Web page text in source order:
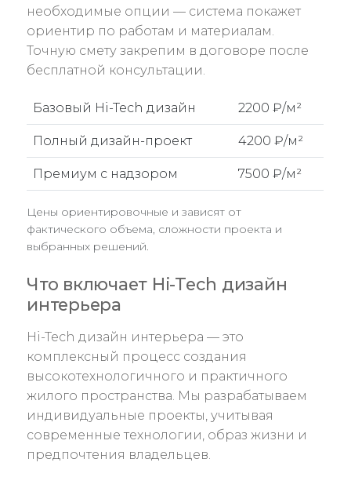
необходимые опции — система покажет
ориентир по работам и материалам.
Точную смету закрепим в договоре после
бесплатной консультации.
Базовый Hi-Tech дизайн 2200 ₽/м²
Полный дизайн-проект 4200 ₽/м²
Премиум с надзором 7500 ₽/м²
Цены ориентировочные и зависят от
фактического объема, сложности проекта и
выбранных решений.
Что включает Hi-Tech дизайн
интерьера
Hi-Tech дизайн интерьера — это
комплексный процесс создания
высокотехнологичного и практичного
жилого пространства. Мы разрабатываем
индивидуальные проекты, учитывая
современные технологии, образ жизни и
предпочтения владельцев.